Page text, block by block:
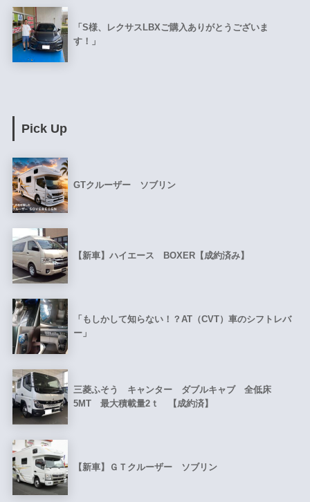
「S様、レクサスLBXご購入ありがとうございま
す！」
Pick Up
GTクルーザー ソブリン
【新車】ハイエース BOXER【成約済み】
「もしかして知らない！？AT（CVT）車のシフトレバ
ー」
三菱ふそう キャンター ダブルキャブ 全低床
5MT 最大積載量2ｔ 【成約済】
【新車】ＧＴクルーザー ソブリン